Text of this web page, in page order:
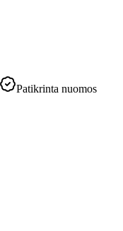
Patikrinta nuomos